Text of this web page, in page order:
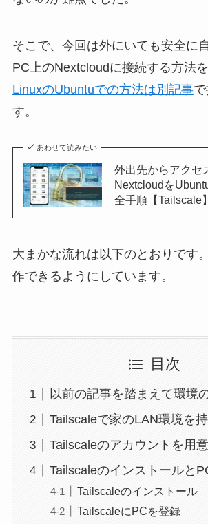
そこで、今回は外にいても安全に
PC上のNextcloudに接続する方法を
LinuxのUbuntuでの方法は別記事で
す。
あわせて読みたい
外出先からアクセ
Nextcloudを
全手順【Tailscale】
大まかな流れは以下のとおりです
作できるようにしています。
目次
以前の記事を踏まえて環境
Tailscaleで家のLAN環境を
Tailscaleのアカウントを用意
Tailscaleのインストールと
Tailscaleのインストール
TailscaleにPCを登録